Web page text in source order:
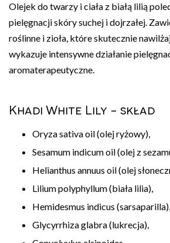
Olejek do twarzy i ciała z białą lilią
pielęgnacji skóry suchej i dojrzałej.
roślinne i zioła, które skutecznie
wykazuje intensywne działanie
aromaterapeutyczne.
Khadi White Lily - skład
Oryza sativa oil (olej ryżowy),
Sesamum indicum oil (olej z
Helianthus annuus oil (olej
Lilium polyphyllum (biała lilia),
Hemidesmus indicus (sarsaparilla),
Glycyrrhiza glabra (lukrecja),